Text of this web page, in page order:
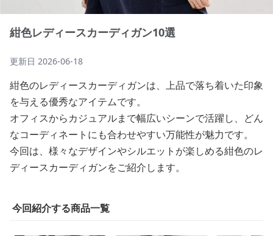
紺色レディースカーディガン10選
更新日 2026-06-18
紺色のレディースカーディガンは、上品で落ち着いた印象
を与える優秀なアイテムです。
オフィスからカジュアルまで幅広いシーンで活躍し、どん
なコーディネートにも合わせやすい万能性が魅力です。
今回は、様々なデザインやシルエットが楽しめる紺色のレ
ディースカーディガンをご紹介します。
今回紹介する商品一覧